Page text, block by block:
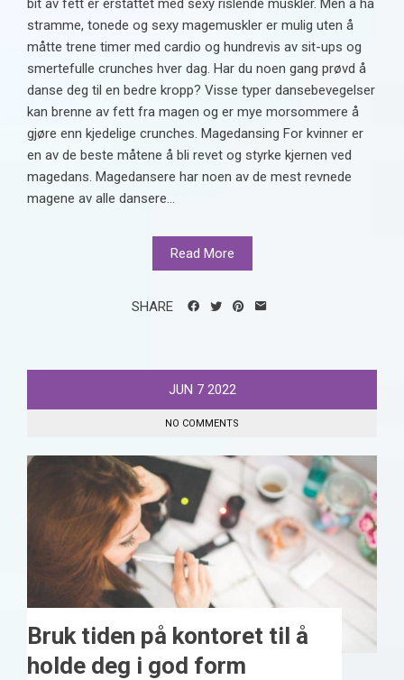
bit av fett er erstattet med sexy rislende muskler. Men å ha
stramme, tonede og sexy magemuskler er mulig uten å
måtte trene timer med cardio og hundrevis av sit-ups og
smertefulle crunches hver dag. Har du noen gang prøvd å
danse deg til en bedre kropp? Visse typer dansebevegelser
kan brenne av fett fra magen og er mye morsommere å
gjøre enn kjedelige crunches. Magedansing For kvinner er
en av de beste måtene å bli revet og styrke kjernen ved
magedans. Magedansere har noen av de mest revnede
magene av alle dansere...
Read More
SHARE
JUN 7 2022
NO COMMENTS
Bruk tiden på kontoret til å
holde deg i god form